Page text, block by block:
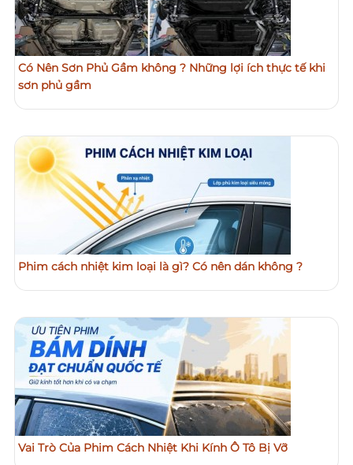
Có Nên Sơn Phủ Gầm không ? Những lợi ích thực tế khi
sơn phủ gầm
Phim cách nhiệt kim loại là gì? Có nên dán không ?
Vai Trò Của Phim Cách Nhiệt Khi Kính Ô Tô Bị Vỡ